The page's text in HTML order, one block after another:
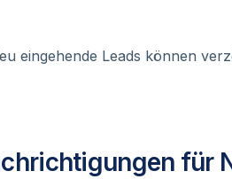
eingehende Leads können
für